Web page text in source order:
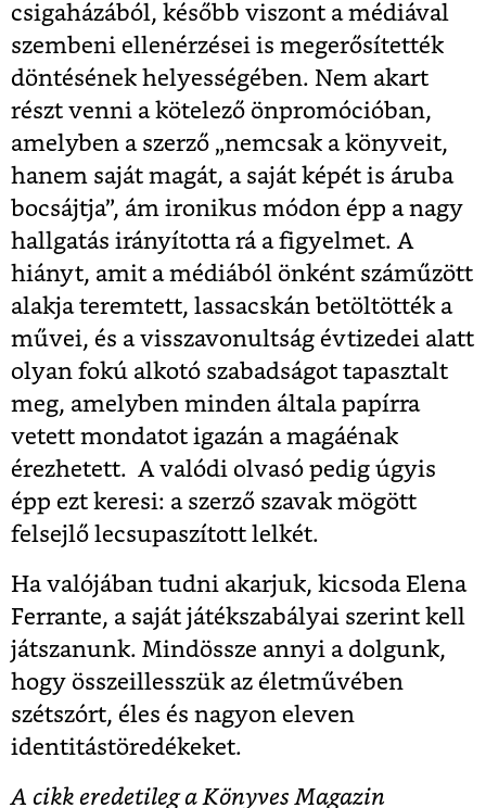
csigaházából, később viszont a médiával
szembeni ellenérzései is megerősítették
döntésének helyességében. Nem akart
részt venni a kötelező önpromócióban,
amelyben a szerző „nemcsak a könyveit,
hanem saját magát, a saját képét is áruba
bocsájtja”, ám ironikus módon épp a nagy
hallgatás irányította rá a figyelmet. A
hiányt, amit a médiából önként száműzött
alakja teremtett, lassacskán betöltötték a
művei, és a visszavonultság évtizedei alatt
olyan fokú alkotó szabadságot tapasztalt
meg, amelyben minden általa papírra
vetett mondatot igazán a magáénak
érezhetett. A valódi olvasó pedig úgyis
épp ezt keresi: a szerző szavak mögött
felsejlő lecsupaszított lelkét.
Ha valójában tudni akarjuk, kicsoda Elena
Ferrante, a saját játékszabályai szerint kell
játszanunk. Mindössze annyi a dolgunk,
hogy összeillesszük az életművében
szétszórt, éles és nagyon eleven
identitástöredékeket.
A cikk eredetileg a Könyves Magazin